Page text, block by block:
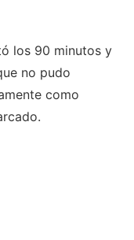
los 90 minutos y
no pudo
como